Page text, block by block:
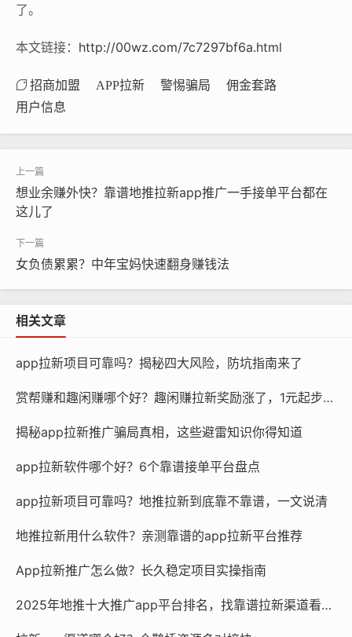
了。
本文链接： http://00wz.com/7c7297bf6a.html
招商加盟 APP拉新 警惕骗局
佣金套路
用户信息
想业余赚外快？靠谱地推拉新app推广一手接单平台都在
这儿了
女负债累累？中年宝妈快速翻身赚钱法
相关文章
app拉新项目可靠吗？揭秘四大风险，防坑指南来了
赏帮赚和趣闲赚哪个好？趣闲赚拉新奖励涨了，1元起步更划算
揭秘app拉新推广骗局真相，这些避雷知识你得知道
app拉新软件哪个好？6个靠谱接单平台盘点
app拉新项目可靠吗？地推拉新到底靠不靠谱，一文说清
地推拉新用什么软件？亲测靠谱的app拉新平台推荐
App拉新推广怎么做？长久稳定项目实操指南
2025年地推十大推广app平台排名，找靠谱拉新渠道看这篇